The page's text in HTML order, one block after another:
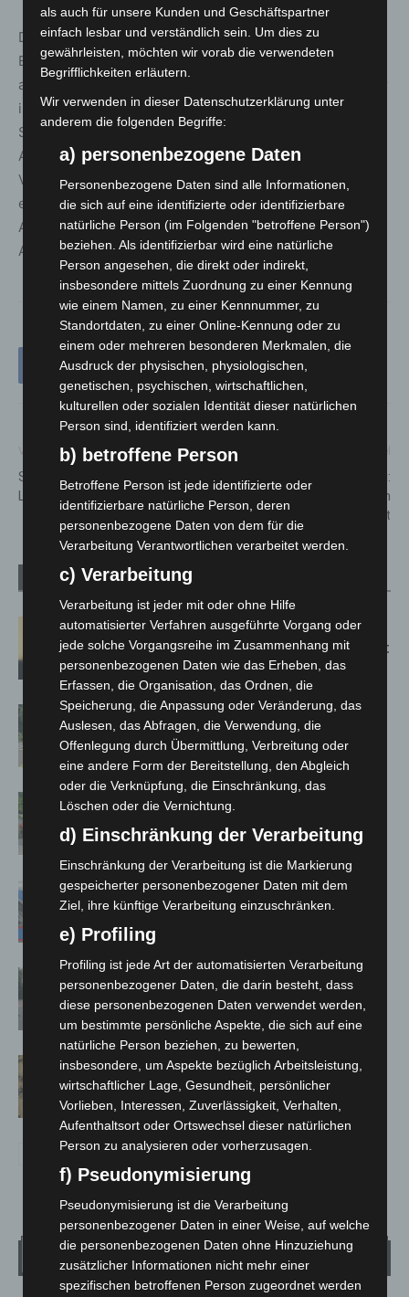
Die Hälfte der maximalen Fördersumme von 500.000
Euro wird als Abschlag schnell nach Antragstellung
ausgezahlt. Die zweite Hälfte wird nach Auswertung aller
im Antragszeitraum eingehenden Anträge ausgezahlt.
Sollte sich dabei herausstellen, dass die für die
Auszahlung benötigte Restsumme über den zur
Verfügung stehenden 100 Millionen Euro liegt, erfolgt
eine anteilige Kürzung. So wird sichergestellt, dass alle
Anträge bearbeitet und alle Antragsteller im
Antragszeitraum gleichbehandelt werden können.
Vorheriger Artikel
Solarstammtisch
Langenhagen – die Vierte
Südschnellweg:
Motorradfahrer bei Kollision
mit einem Pkw schwer verletzt
Verwandte Artikel Mehr vom Autor
Hannover: Erste Tigermücken-
Population in Niedersachsen entdeckt
Brand im „Haus der Begegnung“ in
Neuwarmbüchen schnell eingedämmt
Region Hannover: 21 neue
Notfallsanitäter starten beim Roten
Kreuz
Mann läuft mit Hockeyschläger über
A7 – Polizei sucht Zeugen
Hannover: Polizei stoppt 166
Trunkenheitsfahrten bei
Großkontrolle
Hannover Klassik Open Air 2026:
Französische Oper im Maschpark
Wetter
als auch für unsere Kunden und Geschäftspartner
einfach lesbar und verständlich sein. Um dies zu
gewährleisten, möchten wir vorab die verwendeten
Begrifflichkeiten erläutern.
Wir verwenden in dieser Datenschutzerklärung unter
anderem die folgenden Begriffe:
a) personenbezogene Daten
Personenbezogene Daten sind alle Informationen,
die sich auf eine identifizierte oder identifizierbare
natürliche Person (im Folgenden "betroffene Person")
beziehen. Als identifizierbar wird eine natürliche
Person angesehen, die direkt oder indirekt,
insbesondere mittels Zuordnung zu einer Kennung
wie einem Namen, zu einer Kennnummer, zu
Standortdaten, zu einer Online-Kennung oder zu
einem oder mehreren besonderen Merkmalen, die
Ausdruck der physischen, physiologischen,
genetischen, psychischen, wirtschaftlichen,
kulturellen oder sozialen Identität dieser natürlichen
Person sind, identifiziert werden kann.
b) betroffene Person
Betroffene Person ist jede identifizierte oder
identifizierbare natürliche Person, deren
personenbezogene Daten von dem für die
Verarbeitung Verantwortlichen verarbeitet werden.
c) Verarbeitung
Verarbeitung ist jeder mit oder ohne Hilfe
automatisierter Verfahren ausgeführte Vorgang oder
jede solche Vorgangsreihe im Zusammenhang mit
personenbezogenen Daten wie das Erheben, das
Erfassen, die Organisation, das Ordnen, die
Speicherung, die Anpassung oder Veränderung, das
Auslesen, das Abfragen, die Verwendung, die
Offenlegung durch Übermittlung, Verbreitung oder
eine andere Form der Bereitstellung, den Abgleich
oder die Verknüpfung, die Einschränkung, das
Löschen oder die Vernichtung.
d) Einschränkung der Verarbeitung
Einschränkung der Verarbeitung ist die Markierung
gespeicherter personenbezogener Daten mit dem
Ziel, ihre künftige Verarbeitung einzuschränken.
e) Profiling
Profiling ist jede Art der automatisierten Verarbeitung
personenbezogener Daten, die darin besteht, dass
diese personenbezogenen Daten verwendet werden,
um bestimmte persönliche Aspekte, die sich auf eine
natürliche Person beziehen, zu bewerten,
insbesondere, um Aspekte bezüglich Arbeitsleistung,
wirtschaftlicher Lage, Gesundheit, persönlicher
Vorlieben, Interessen, Zuverlässigkeit, Verhalten,
Aufenthaltsort oder Ortswechsel dieser natürlichen
Person zu analysieren oder vorherzusagen.
f) Pseudonymisierung
Pseudonymisierung ist die Verarbeitung
personenbezogener Daten in einer Weise, auf welche
die personenbezogenen Daten ohne Hinzuziehung
zusätzlicher Informationen nicht mehr einer
spezifischen betroffenen Person zugeordnet werden